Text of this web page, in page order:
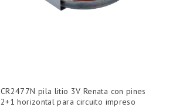
CR2477N pila litio 3V Renata con pines
2+1 horizontal para circuito impreso